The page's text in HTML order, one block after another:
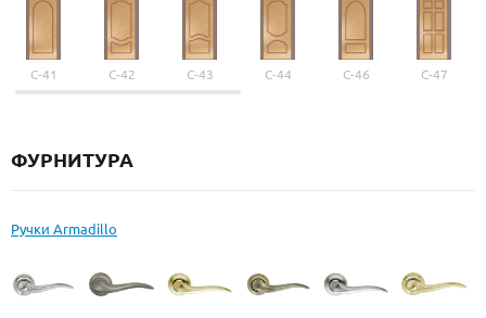
С-41 С-42 С-43 С-44 С-46 С-47
ФУРНИТУРА
Ручки Armadillo